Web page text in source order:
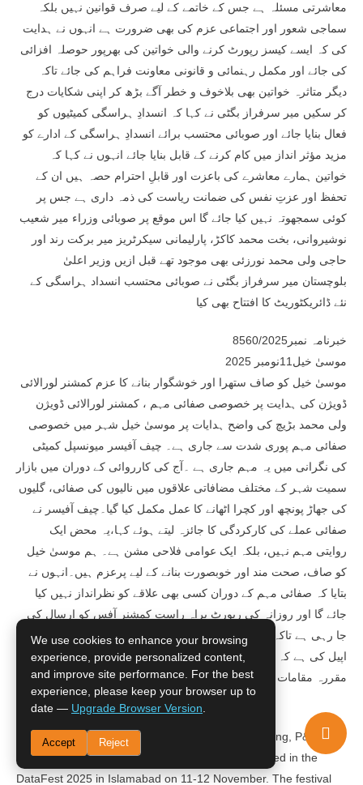
معاشرتی مسئلہ ہے جس کے خاتمے کے لیے صرف قوانین نہیں بلکہ
سماجی شعور اور اجتماعی عزم کی بھی ضرورت ہے انہوں نے ہدایت
کی کہ ایسے کیسز رپورٹ کرنے والی خواتین کی بھرپور حوصلہ افزائی
کی جائے اور مکمل رہنمائی و قانونی معاونت فراہم کی جائے تاکہ
دیگر متاثرہ خواتین بھی بلاخوف و خطر آگے بڑھ کر اپنی شکایات درج
کر سکیں میر سرفراز بگٹی نے کہا کہ انسدادِ ہراسگی کمیٹیوں کو
فعال بنایا جائے اور صوبائی محتسب برائے انسدادِ ہراسگی کے ادارے کو
مزید مؤثر انداز میں کام کرنے کے قابل بنایا جائے انہوں نے کہا کہ
خواتین ہمارے معاشرے کی باعزت اور قابلِ احترام حصہ ہیں ان کے
تحفظ اور عزتِ نفس کی ضمانت ریاست کی ذمہ داری ہے جس پر
کوئی سمجھوتہ نہیں کیا جائے گا اس موقع پر صوبائی وزراء میر شعیب
نوشیروانی، بخت محمد کاکڑ، پارلیمانی سیکرٹریز میر برکت رند اور
حاجی ولی محمد نورزئی بھی موجود تھے قبل ازیں وزیر اعلیٰ
بلوچستان میر سرفراز بگٹی نے صوبائی محتسب انسداد ہراسگی کے
نئے ڈائریکٹوریٹ کا افتتاح بھی کیا
خبرنامہ نمبر8560/2025
موسیٰ خیل11نومبر 2025
موسیٰ خیل کو صاف ستھرا اور خوشگوار بنانے کا عزم کمشنر لورالائی
ڈویژن کی ہدایت پر خصوصی صفائی مہم ، کمشنر لورالائی ڈویژن
ولی محمد بڑیچ کی واضح ہدایات پر موسیٰ خیل شہر میں خصوصی
صفائی مہم پوری شدت سے جاری ہے۔ چیف آفیسر میونسپل کمیٹی
کی نگرانی میں یہ مہم جاری ہے ۔آج کی کارروائی کے دوران میں بازار
سمیت شہر کے مختلف مضافاتی علاقوں میں نالیوں کی صفائی، گلیوں
کی جھاڑ پونچھ اور کچرا اٹھانے کا عمل مکمل کیا گیا۔چیف آفیسر نے
صفائی عملے کی کارکردگی کا جائزہ لیتے ہوئے کہا،یہ محض ایک
روایتی مہم نہیں، بلکہ ایک عوامی فلاحی مشن ہے۔ ہم موسیٰ خیل
کو صاف، صحت مند اور خوبصورت بنانے کے لیے پرعزم ہیں۔انہوں نے
بتایا کہ صفائی مہم کے دوران کسی بھی علاقے کو نظرانداز نہیں کیا
جائے گا اور روزانہ کی رپورٹ براہ راست کمشنر آفس کو ارسال کی
جا رہی ہے تاکہ نگرانی کا عمل مؤثر رہے۔انتظامیہ نے شہریوں سے
اپیل کی ہے کہ وہ صفائی مہم میں بھرپور تعاون کریں اور کوڑا کرکٹ
مقررہ مقامات پر پھینک کر ذمہ دار شہری ہونے کا ثبوت دیں۔
خبرنامہ نمبر8561/2025
A Bureau of Statistics team led by Secretary Planning, P&D
Department, Government of Balochistan participated in the
DataFest 2025 in Islamabad on 11-12 November. The festival
We use cookies to enhance your browsing
experience, provide personalized content,
and improve site performance. For the best
experience, please keep your browser up to
date — Upgrade Browser Version
Accept Reject